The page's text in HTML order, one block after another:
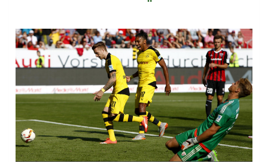
سراة عبيدة ضمن المراكز الأفضل إعلاميا في أجاويد عسير والثاني في مسار الثقافة والتراث
وزارة الحج والعمرة تعلن بدء وصول ضيوف الرحمن إلى المملكة لأداء فريضة الحج
المملكة تؤكد أهمية استمرارية العمليات التشغيلية البحرية وضمان حماية إمدادات الطاقة وسلاسل الإمداد
المحكمة العليا غدٍ الخميس هو المكمل لشهر رمضان